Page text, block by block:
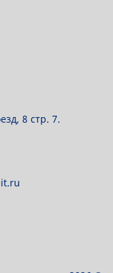
8 стр. 7.
it.ru